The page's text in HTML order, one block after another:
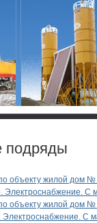
подряды
объекту жилой дом №
Электроснабжение. С
объекту жилой дом №
С